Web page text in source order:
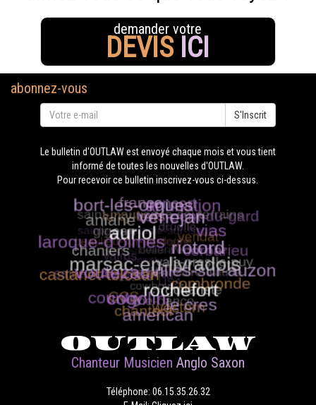
demander votre
DEVIS ICI
abonnez-vous
S'Inscrit
Le bulletin d'OUTLAW est envoyé chaque mois et vous tient
informé de toutes les nouvelles d'OUTLAW.
Pour recevoir ce bulletin inscrivez-vous ci-dessus.
OUTLAW
Chanteur Musicien Anglo Saxon
Téléphone: 06.15.35.26.32